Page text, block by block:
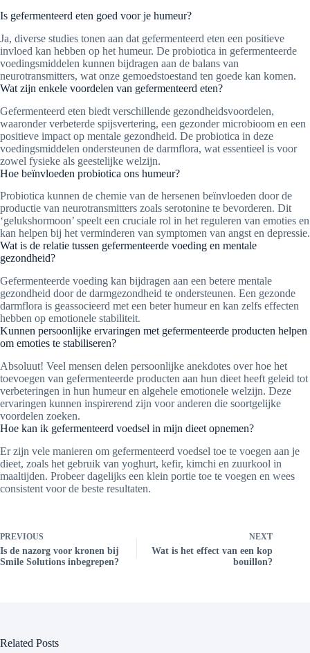
Is gefermenteerd eten goed voor je humeur?
Ja, diverse studies tonen aan dat gefermenteerd eten een positieve
invloed kan hebben op het humeur. De probiotica in gefermenteerde
voedingsmiddelen kunnen bijdragen aan de balans van
neurotransmitters, wat onze gemoedstoestand ten goede kan komen.
Wat zijn enkele voordelen van gefermenteerd eten?
Gefermenteerd eten biedt verschillende gezondheidsvoordelen,
waaronder verbeterde spijsvertering, een gezonder microbioom en een
positieve impact op mentale gezondheid. De probiotica in deze
voedingsmiddelen ondersteunen de darmflora, wat essentieel is voor
zowel fysieke als geestelijke welzijn.
Hoe beïnvloeden probiotica ons humeur?
Probiotica kunnen de chemie van de hersenen beïnvloeden door de
productie van neurotransmitters zoals serotonine te bevorderen. Dit
‘gelukshormoon’ speelt een cruciale rol in het reguleren van emoties en
kan helpen bij het verminderen van symptomen van angst en depressie.
Wat is de relatie tussen gefermenteerde voeding en mentale
gezondheid?
Gefermenteerde voeding kan bijdragen aan een betere mentale
gezondheid door de darmgezondheid te ondersteunen. Een gezonde
darmflora is geassocieerd met een beter humeur en kan zelfs effecten
hebben op emotionele stabiliteit.
Kunnen persoonlijke ervaringen met gefermenteerde producten helpen
om emoties te stabiliseren?
Absoluut! Veel mensen delen persoonlijke anekdotes over hoe het
toevoegen van gefermenteerde producten aan hun dieet heeft geleid tot
verbeteringen in hun humeur en algehele emotionele welzijn. Deze
ervaringen kunnen inspirerend zijn voor anderen die soortgelijke
voordelen zoeken.
Hoe kan ik gefermenteerd voedsel in mijn dieet opnemen?
Er zijn vele manieren om gefermenteerd voedsel toe te voegen aan je
dieet, zoals het gebruik van yoghurt, kefir, kimchi en zuurkool in
maaltijden. Probeer dagelijks een klein portie toe te voegen en wees
consistent voor de beste resultaten.
PREVIOUS
Is de nazorg voor kronen bij
Smile Solutions inbegrepen?
NEXT
Wat is het effect van een kop
bouillon?
Related Posts